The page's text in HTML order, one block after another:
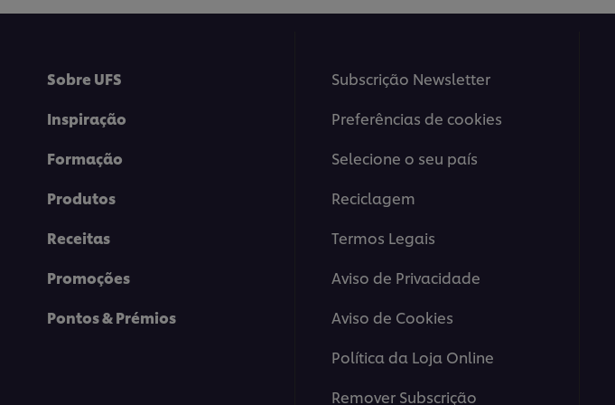
Sobre UFS
Inspiração
Formação
Produtos
Receitas
Promoções
Pontos & Prémios
Subscrição Newsletter
Preferências de cookies
Selecione o seu país
Reciclagem
Termos Legais
Aviso de Privacidade
Aviso de Cookies
Política da Loja Online
Remover Subscrição